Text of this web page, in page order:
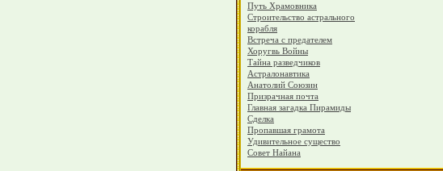
Путь Храмовника
Строительство астрального
корабля
Встреча с предателем
Хоругвь Войны
Тайна разведчиков
Астралонавтика
Анатолий Союзин
Призрачная почта
Главная загадка Пирамиды
Сделка
Пропавшая грамота
Удивительное существо
Совет Найана